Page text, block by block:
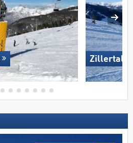
Zillertal